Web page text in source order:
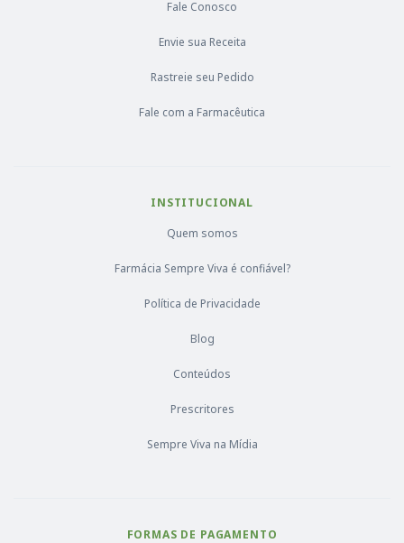
Fale Conosco
Envie sua Receita
Rastreie seu Pedido
Fale com a Farmacêutica
INSTITUCIONAL
Quem somos
Farmácia Sempre Viva é confiável?
Política de Privacidade
Blog
Conteúdos
Prescritores
Sempre Viva na Mídia
FORMAS DE PAGAMENTO